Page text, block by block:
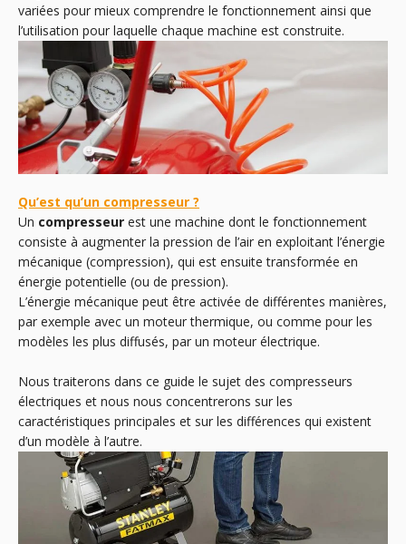
variées pour mieux comprendre le fonctionnement ainsi que
l’utilisation pour laquelle chaque machine est construite.
Qu’est qu’un compresseur ?
Un compresseur est une machine dont le fonctionnement
consiste à augmenter la pression de l’air en exploitant l’énergie
mécanique (compression), qui est ensuite transformée en
énergie potentielle (ou de pression).
L’énergie mécanique peut être activée de différentes manières,
par exemple avec un moteur thermique, ou comme pour les
modèles les plus diffusés, par un moteur électrique.
Nous traiterons dans ce guide le sujet des compresseurs
électriques et nous nous concentrerons sur les
caractéristiques principales et sur les différences qui existent
d’un modèle à l’autre.